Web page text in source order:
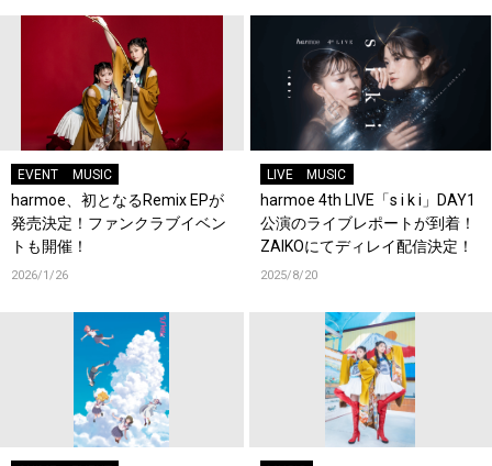
EVENT MUSIC
harmoe、初となるRemix EPが
発売決定！ファンクラブイベン
トも開催！
2026/1/26
LIVE MUSIC
harmoe 4th LIVE「s i k i」DAY1
公演のライブレポートが到着！
ZAIKOにてディレイ配信決定！
2025/8/20